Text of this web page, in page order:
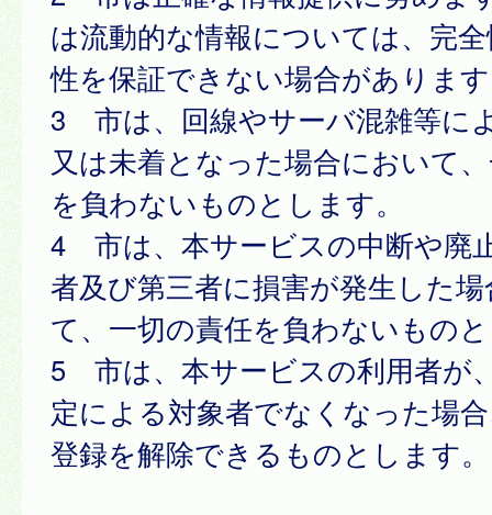
は流動的な情報については、完
性を保証できない場合がありま
3 市は、回線やサーバ混雑等に
又は未着となった場合において
を負わないものとします。
4 市は、本サービスの中断や廃
者及び第三者に損害が発生した
て、一切の責任を負わないもの
5 市は、本サービスの利用者が
定による対象者でなくなった場
登録を解除できるものとします。